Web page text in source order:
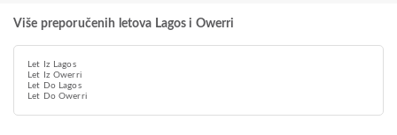
Više preporučenih letova Lagos i Owerri
Let Iz Lagos
Let Iz Owerri
Let Do Lagos
Let Do Owerri